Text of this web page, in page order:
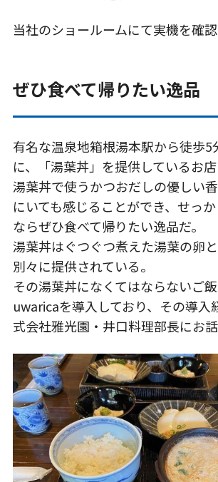
当社のショールームにて実機を確
ぜひ食べて帰りたい逸品
有名な温泉地箱根湯本駅から徒歩5
に、「湯葉丼」を提供しているお店
湯葉丼で使うかつおだしの優しい
にいても感じることができ、せっ
ならぜひ食べて帰りたい逸品だ。
湯葉丼はぐつぐつ煮えた湯葉の卵
別々に提供されている。
その湯葉丼になくてはならないご
uwaricaを導入しており、その導入
式会社雅光園・井口料理部長にお話